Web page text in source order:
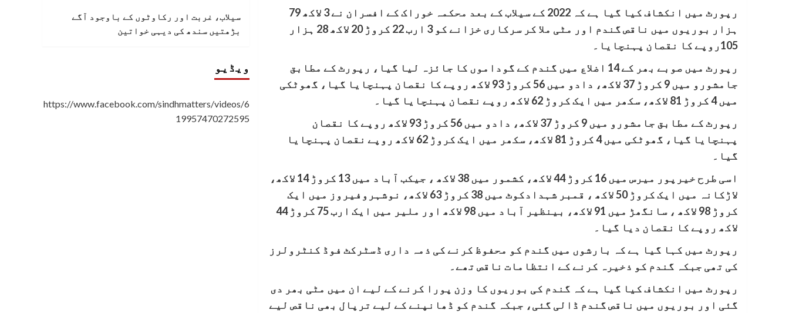
رپورٹ میں انکشاف کیا گیا ہے کہ 2022 کے سیلاب کے بعد محکمہ خوراک کے افسران نے 3 لاکھ 79
ہزار بوریوں میں ناقص گندم اور مٹی ملا کر سرکاری خزانے کو 3 ارب 22 کروڑ 20 لاکھ 28 ہزار
105روپے کا نقصان پہنچایا۔
رپورٹ میں صوبے بھر کے 14 اضلاع میں گندم کے گوداموں کا جائزہ لیا گیا، رپورٹ کے مطابق
جامشورو میں 9 کروڑ 37 لاکھ، دادو میں 56 کروڑ 93 لاکھ روپے کا نقصان پہنچایا گیا، گھوٹکی
میں 4 کروڑ 81 لاکھ، سکھر میں ایک کروڑ 62 لاکھ روپے نقصان پہنچایا گیا۔
رپورٹ کے مطابق جامشورو میں 9 کروڑ 37 لاکھ، دادو میں 56 کروڑ 93 لاکھ روپے کا نقصان
پہنچایا گیا، گھوٹکی میں 4 کروڑ 81 لاکھ، سکھر میں ایک کروڑ 62 لاکھ روپے نقصان پہنچایا
گیا۔
اسی طرح خیرپور میرس میں 16 کروڑ 44 لاکھ، کشمور میں 38 لاکھ ، جیکب آباد میں 13 کروڑ 14 لاکھ،
لاڑکانہ میں ایک کروڑ 50 لاکھ ، قمبر شہدادکوٹ میں 38 کروڑ 63 لاکھ، نوشہروفیروز میں ایک
کروڑ 98 لاکھ ، سانگھڑ میں 91 لاکھ، بینظیر آباد میں 98 لاکھ اور ملیر میں ایک ارب 75 کروڑ 44
لاکھ روپے کا نقصان دیا گیا۔
رپورٹ میں کہا گیا ہے کہ بارشوں میں گندم کو محفوظ کرنے کی ذمہ داری ڈسٹرکٹ فوڈ کنٹرولرز
کی تھی جبکہ گندم کو ذخیرہ کرنے کے انتظامات ناقص تھے۔
رپورٹ میں انکشاف کیا گیا ہے کہ گندم کی بوریوں کا وزن پورا کرنے کے لیے ان میں مٹی بھر دی
گئی اور بوریوں میں ناقص گندم ڈالی گئی، جبکہ گندم کو ڈھانپنے کے لیے ترپال بھی ناقص لیے
سیلاب، غربت اور رکاوٹوں کے باوجود آگے
بڑھتیں سندھ کی دیہی خواتین
ویڈیو
https://www.facebook.com/sindhmatters/videos/6
19957470272595